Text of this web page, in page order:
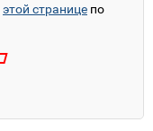
этой странице по